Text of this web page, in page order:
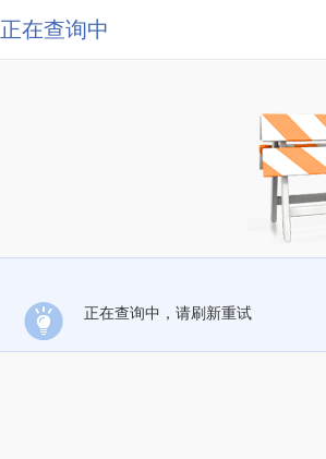
正在查询中
正在查询中，请刷新重试